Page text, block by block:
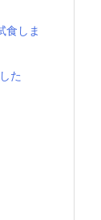
食しま
た